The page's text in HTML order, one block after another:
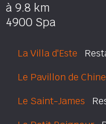
à 9.8 km
4900 Spa
La Villa d'Este
Le Pavillon de Chine
Le Saint-James